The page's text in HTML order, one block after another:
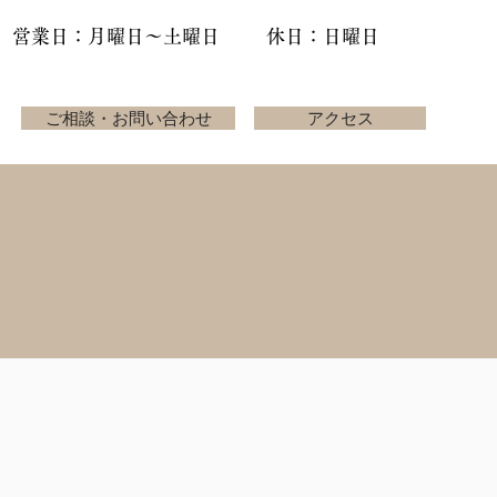
営業日：月曜日～土曜日 休日：日曜日
ご相談・お問い合わせ アクセス